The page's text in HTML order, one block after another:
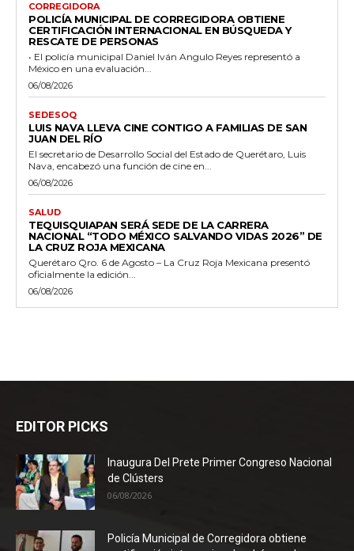
CORREGIDORA
POLICÍA MUNICIPAL DE CORREGIDORA OBTIENE
CERTIFICACIÓN INTERNACIONAL EN BÚSQUEDA Y
RESCATE DE PERSONAS
• El policía municipal Daniel Iván Angulo Reyes representó a
México en una evaluación...
06/08/2026
SEDESOQ
LUIS NAVA LLEVA CINE CONTIGO A FAMILIAS DE SAN
JUAN DEL RÍO
El secretario de Desarrollo Social del Estado de Querétaro, Luis
Nava, encabezó una función de cine en...
06/08/2026
SALUD
TEQUISQUIAPAN SERÁ SEDE DE LA CARRERA
NACIONAL “TODO MÉXICO SALVANDO VIDAS 2026” DE
LA CRUZ ROJA MEXICANA
Querétaro Qro. 6 de Agosto – La Cruz Roja Mexicana presentó
oficialmente la edición...
06/08/2026
EDITOR PICKS
Inaugura Del Prete Primer Congreso Nacional
de Clústers
06/08/2026
Policía Municipal de Corregidora obtiene